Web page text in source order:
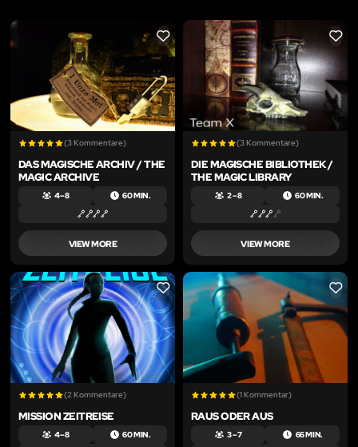
LIKE
(3 Kommentare)
DAS MAGISCHE ARCHIV / THE
MAGIC ARCHIVE
4 – 8 60 MIN.
VIEW MORE
LIKE
(3 Kommentare)
DIE MAGISCHE BIBLIOTHEK /
THE MAGIC LIBRARY
2 – 8 60 MIN.
VIEW MORE
LIKE
(2 Kommentare)
MISSION ZEITREISE
4 – 8 60 MIN.
LIKE
(1 Kommentar)
RAUS ODER AUS
3 – 7 66 MIN.